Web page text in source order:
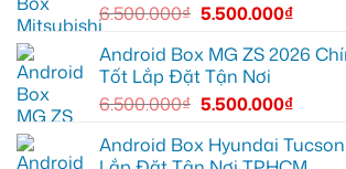
xe
thoải
mái
hơn
6.500.000₫ 5.500.000₫
Android Box MG ZS 2026
Tốt Lắp Đặt Tận Nơi
6.500.000₫ 5.500.000₫
Android Box Hyundai